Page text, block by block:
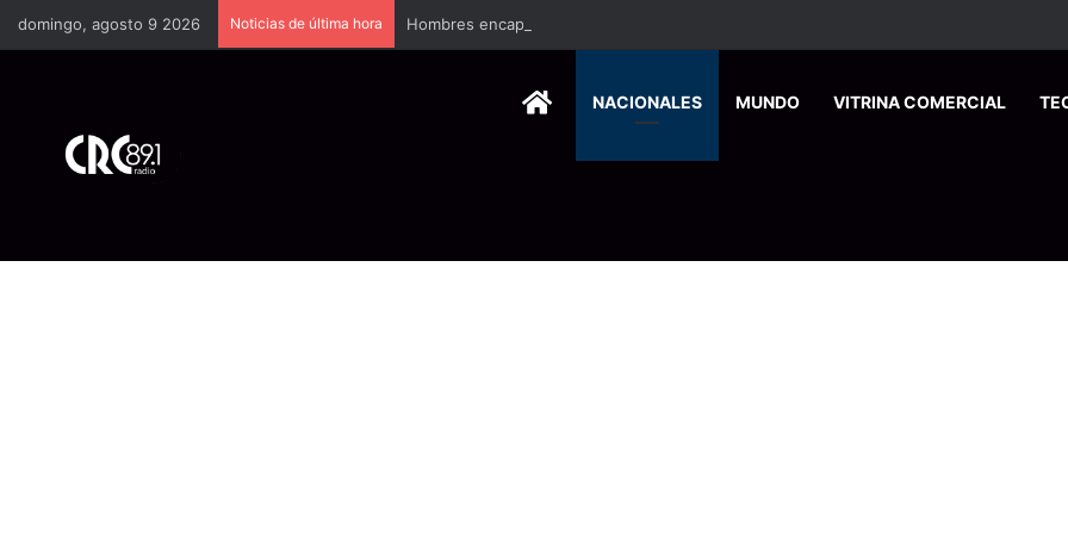
domingo, agosto 9 2026 Noticias de última hora Hombres encapuchados ingresan a hospital de Nicoya y matan a paciente a balazos
HOMENACIONALES MUNDO VITRINA COMERCIAL